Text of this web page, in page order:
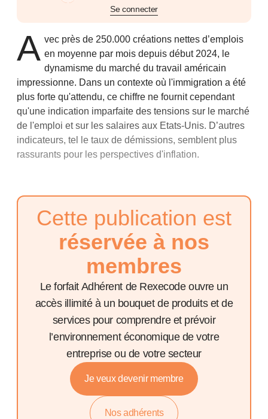
Se connecter
A vec près de 250.000 créations nettes d’emplois
en moyenne par mois depuis début 2024, le
dynamisme du marché du travail américain
impressionne. Dans un contexte où l'immigration a été
plus forte qu'attendu, ce chiffre ne fournit cependant
qu'une indication imparfaite des tensions sur le marché
de l'emploi et sur les salaires aux Etats-Unis. D’autres
indicateurs, tel le taux de démissions, semblent plus
rassurants pour les perspectives d'inflation.
Cette publication est
réservée à nos
membres
Le forfait Adhérent de Rexecode ouvre un
accès illimité à un bouquet de produits et de
services pour comprendre et prévoir
l’environnement économique de votre
entreprise ou de votre secteur
Je veux devenir membre
Nos adhérents